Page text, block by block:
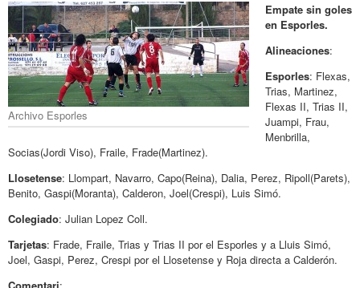
Archivo Esporles
Empate sin goles
en Esporles.
Alineaciones:
Esporles: Flexas,
Trias, Martinez,
Flexas II, Trias II,
Juampi, Frau,
Menbrilla,
Socias(Jordi Viso), Fraile, Frade(Martinez).
Llosetense: Llompart, Navarro, Capo(Reina), Dalia, Perez, Ripoll(Parets),
Benito, Gaspi(Moranta), Calderon, Joel(Crespi), Luis Simó.
Colegiado: Julian Lopez Coll.
Tarjetas: Frade, Fraile, Trias y Trias II por el Esporles y a Lluis Simó,
Joel, Gaspi, Perez, Crespi por el Llosetense y Roja directa a Calderón.